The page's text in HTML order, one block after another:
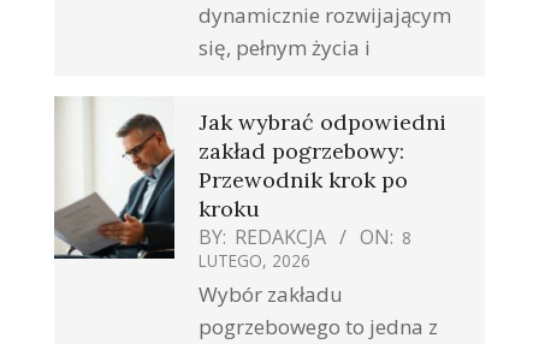
dynamicznie rozwijającym
się, pełnym życia i
Jak wybrać odpowiedni
zakład pogrzebowy:
Przewodnik krok po
kroku
BY: REDAKCJA ON: 8
LUTEGO, 2026
Wybór zakładu
pogrzebowego to jedna z